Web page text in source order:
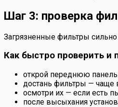
Шаг 3: проверка
Загрязненные фильтры
Как быстро проверить и
открой переднюю панель
достань фильтры — чаще
осмотри их — если есть
после высыхания